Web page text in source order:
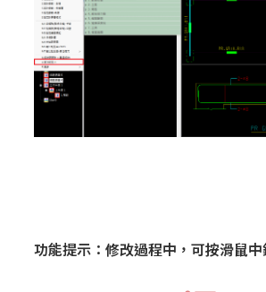
功能提示：修改過程中，可按滑鼠